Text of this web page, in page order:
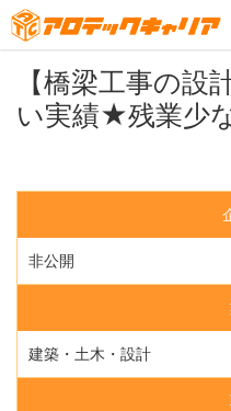
ホーム 求人検索 大阪府
【橋梁工事の設
い実績★残業少
非公開
建築・土木・設計